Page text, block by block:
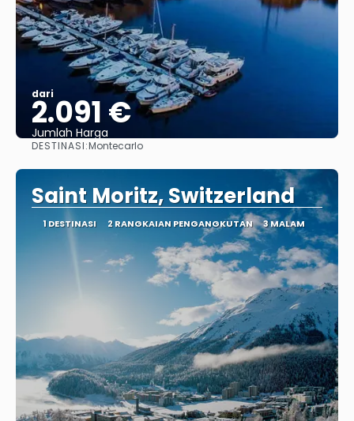
dari
2.091 €
Jumlah Harga
DESTINASI:Montecarlo
Saint Moritz, Switzerland
1 DESTINASI 2 RANGKAIAN PENGANGKUTAN 3 MALAM